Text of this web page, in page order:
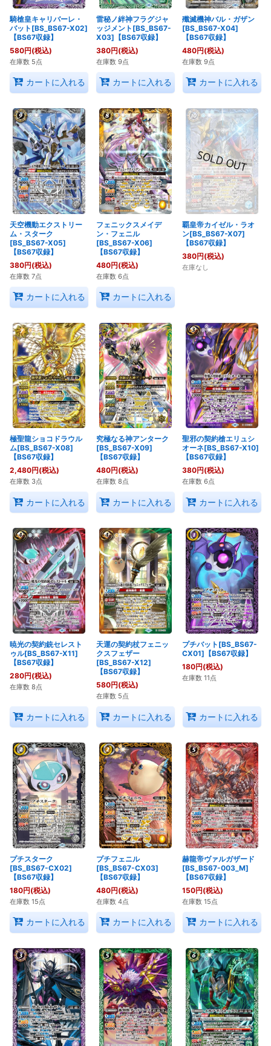
騎槍皇キャリバーレ・
バット[BS_BS67-X02]
【BS67収録】
580円(税込)
在庫数 5点
カートに入れる
雷秘ノ絆神フラグジャ
ッジメント[BS_BS67-
X03]【BS67収録】
380円(税込)
在庫数 9点
カートに入れる
殲滅機神バル・ガザン
[BS_BS67-X04]
【BS67収録】
480円(税込)
在庫数 9点
カートに入れる
天空機動エクストリー
ム・スターク
[BS_BS67-X05]
【BS67収録】
380円(税込)
在庫数 7点
カートに入れる
フェニックスメイデ
ン・フェニル
[BS_BS67-X06]
【BS67収録】
480円(税込)
在庫数 6点
カートに入れる
覇皇帝カイゼル・ラオ
ン[BS_BS67-X07]
【BS67収録】
380円(税込)
在庫なし
極聖龍ショコドラウル
ム[BS_BS67-X08]
【BS67収録】
2,480円(税込)
在庫数 3点
カートに入れる
究極なる神アンターク
[BS_BS67-X09]
【BS67収録】
480円(税込)
在庫数 8点
カートに入れる
聖邪の契約槍エリュシ
オーネ[BS_BS67-X10]
【BS67収録】
380円(税込)
在庫数 6点
カートに入れる
暁光の契約銃セレスト
ゥル[BS_BS67-X11]
【BS67収録】
280円(税込)
在庫数 8点
カートに入れる
天運の契約杖フェニッ
クスフェザー
[BS_BS67-X12]
【BS67収録】
580円(税込)
在庫数 5点
カートに入れる
プチバット[BS_BS67-
CX01]【BS67収録】
180円(税込)
在庫数 11点
カートに入れる
プチスターク
[BS_BS67-CX02]
【BS67収録】
180円(税込)
在庫数 15点
カートに入れる
プチフェニル
[BS_BS67-CX03]
【BS67収録】
480円(税込)
在庫数 4点
カートに入れる
赫龍帝ヴァルガザード
[BS_BS67-003_M]
【BS67収録】
150円(税込)
在庫数 15点
カートに入れる